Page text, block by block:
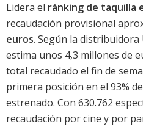
Lidera el ránking de taquilla
recaudación provisional
euros. Según la distribuidora
estima unos 4,3 millones de
total recaudado el fin de
primera posición en el 93%
estrenado. Con 630.762
recaudación por cine y por